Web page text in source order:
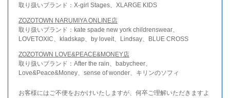
取り扱いブランド：X-girl Stages、XLARGE KIDS
ZOZOTOWN NARUMIYA ONLINE店
取り扱いブランド：kate spade new york childrenswear、
LOVETOXIC、kladskap、by loveit、Lindsay、BLUE CROSS
ZOZOTOWN LOVE&PEACE&MONEY店
取り扱いブランド：After the rain、babycheer、
Love&Peace&Money、sense of wonder、キリンのソフィ
お客様にはご不便をおかけいたしますが、何卒ご理解いただきますよ